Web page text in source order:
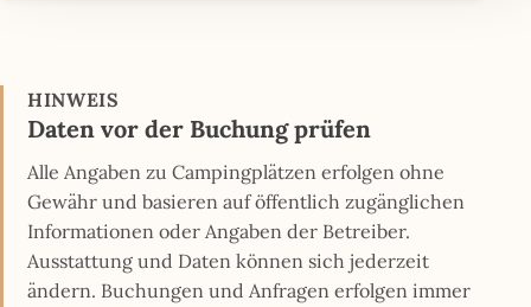
HINWEIS
Daten vor der Buchung prüfen
Alle Angaben zu Campingplätzen erfolgen ohne
Gewähr und basieren auf öffentlich zugänglichen
Informationen oder Angaben der Betreiber.
Ausstattung und Daten können sich jederzeit
ändern. Buchungen und Anfragen erfolgen immer